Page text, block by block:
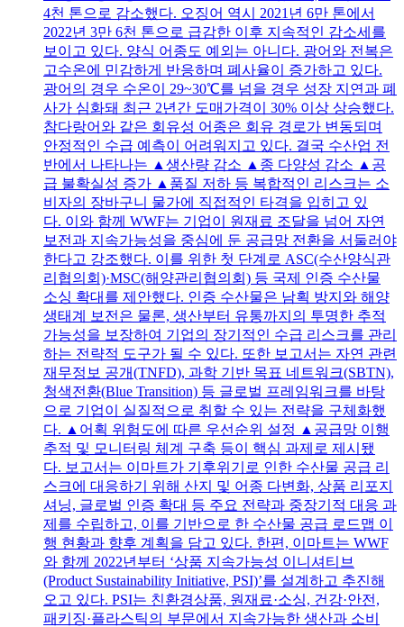
4천 톤으로 감소했다. 오징어 역시 2021년 6만 톤에서
2022년 3만 6천 톤으로 급감한 이후 지속적인 감소세를
보이고 있다. 양식 어종도 예외는 아니다. 광어와 전복은
고수온에 민감하게 반응하며 폐사율이 증가하고 있다.
광어의 경우 수온이 29~30℃를 넘을 경우 성장 지연과 폐
사가 심화돼 최근 2년간 도매가격이 30% 이상 상승했다.
참다랑어와 같은 회유성 어종은 회유 경로가 변동되며
안정적인 수급 예측이 어려워지고 있다. 결국 수산업 전
반에서 나타나는 ▲생산량 감소 ▲종 다양성 감소 ▲공
급 불확실성 증가 ▲품질 저하 등 복합적인 리스크는 소
비자의 장바구니 물가에 직접적인 타격을 입히고 있
다. 이와 함께 WWF는 기업이 원재료 조달을 넘어 자연
보전과 지속가능성을 중심에 둔 공급망 전환을 서둘러야
한다고 강조했다. 이를 위한 첫 단계로 ASC(수산양식관
리협의회)·MSC(해양관리협의회) 등 국제 인증 수산물
소싱 확대를 제안했다. 인증 수산물은 남획 방지와 해양
생태계 보전은 물론, 생산부터 유통까지의 투명한 추적
가능성을 보장하여 기업의 장기적인 수급 리스크를 관리
하는 전략적 도구가 될 수 있다. 또한 보고서는 자연 관련
재무정보 공개(TNFD), 과학 기반 목표 네트워크(SBTN),
청색전환(Blue Transition) 등 글로벌 프레임워크를 바탕
으로 기업이 실질적으로 취할 수 있는 전략을 구체화했
다. ▲어획 위험도에 따른 우선순위 설정 ▲공급망 이행
추적 및 모니터링 체계 구축 등이 핵심 과제로 제시됐
다. 보고서는 이마트가 기후위기로 인한 수산물 공급 리
스크에 대응하기 위해 산지 및 어종 다변화, 상품 리포지
셔닝, 글로벌 인증 확대 등 주요 전략과 중장기적 대응 과
제를 수립하고, 이를 기반으로 한 수산물 공급 로드맵 이
행 현황과 향후 계획을 담고 있다. 한편, 이마트는 WWF
와 함께 2022년부터 ‘상품 지속가능성 이니셔티브
(Product Sustainability Initiative, PSI)’를 설계하고 추진해
오고 있다. PSI는 친환경상품, 원재료·소싱, 건강·안전,
패키징·플라스틱의 부문에서 지속가능한 생산과 소비